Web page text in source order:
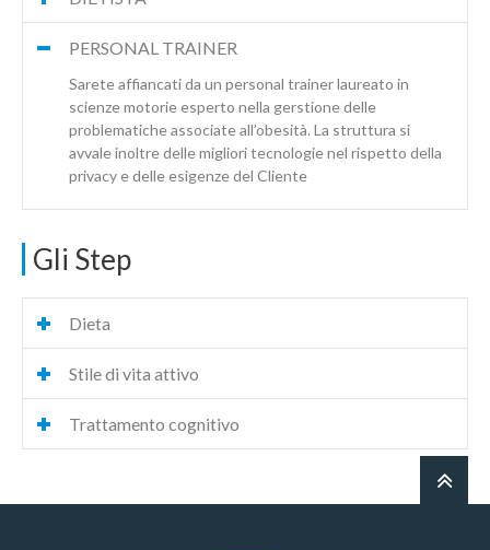
PERSONAL TRAINER
Sarete affiancati da un personal trainer laureato in
scienze motorie esperto nella gerstione delle
problematiche associate all’obesità. La struttura si
avvale inoltre delle migliori tecnologie nel rispetto della
privacy e delle esigenze del Cliente
Gli Step
Dieta
Stile di vita attivo
Trattamento cognitivo